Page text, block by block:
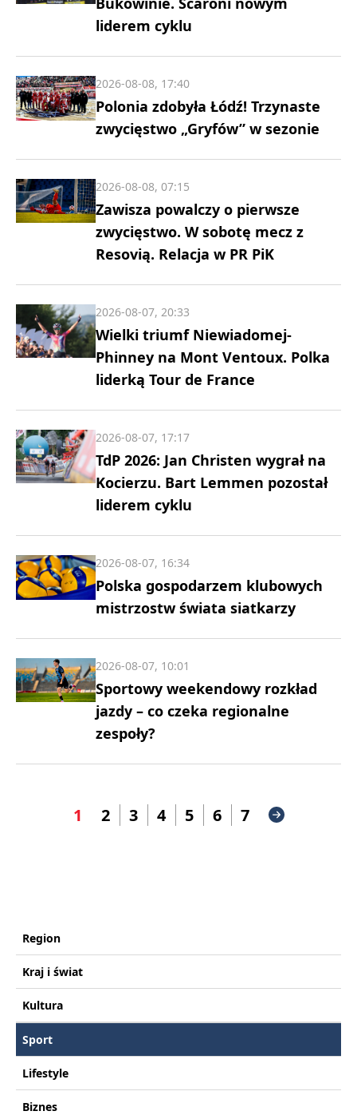
liderem cyklu
Polonia zdobyła Łódź! Trzynaste
zwycięstwo „Gryfów” w sezonie
2026-08-08, 17:40
Zawisza powalczy o pierwsze
zwycięstwo. W sobotę mecz z
Resovią. Relacja w PR PiK
2026-08-08, 07:15
Wielki triumf Niewiadomej-
Phinney na Mont Ventoux. Polka
liderką Tour de France
2026-08-07, 20:33
TdP 2026: Jan Christen wygrał na
Kocierzu. Bart Lemmen pozostał
liderem cyklu
2026-08-07, 17:17
Polska gospodarzem klubowych
mistrzostw świata siatkarzy
2026-08-07, 16:34
Sportowy weekendowy rozkład
jazdy – co czeka regionalne
zespoły?
2026-08-07, 10:01
1 2 3 4 5 6 7
Region
Kraj i świat
Kultura
Sport
Lifestyle
Biznes